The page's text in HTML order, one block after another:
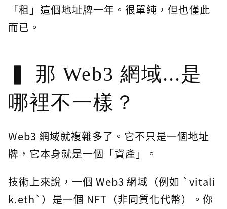
「租」這個地址牌一年。很單純，但也僅此
而已。
那 Web3 網域...是
哪裡不一樣？
Web3 網域就複雜多了。它不只是一個地址
牌，它本身就是一個「資產」。
技術上來說，一個 Web3 網域（例如 `vitali
k.eth`）是一個 NFT（非同質化代幣）。你